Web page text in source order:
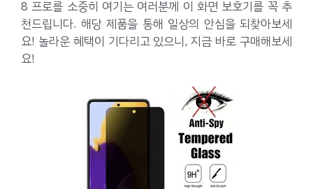
8 프로를 소중히 여기는 여러분께 이 화면 보호기를 꼭 추
천드립니다. 해당 제품을 통해 일상의 안심을 되찾아보세
요! 놀라운 혜택이 기다리고 있으니, 지금 바로 구매해보세
요!